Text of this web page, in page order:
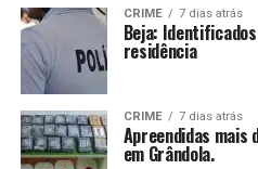
CRIME 7 dias atrás
Beja:
residência
CRIME 7 dias atrás
Apreendidas mais
em Grândola.